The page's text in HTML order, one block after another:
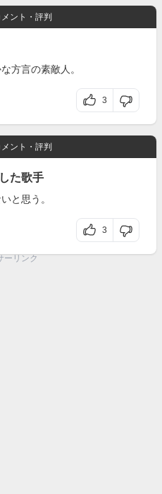
ント・評判
方言の素敵人。
3
ント・評判
た歌手
と思う。
3
ーリンク